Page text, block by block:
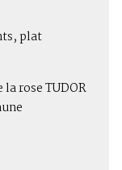
plat
rose TUDOR